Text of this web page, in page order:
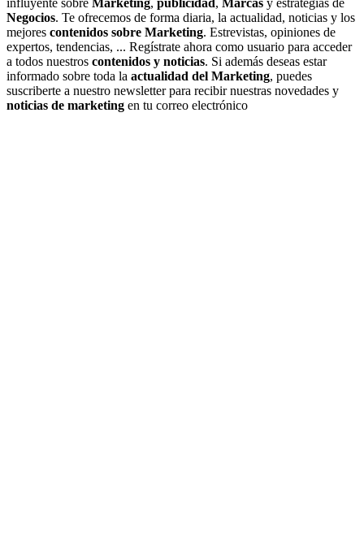
influyente sobre Marketing, publicidad , Marcas y estrategias de
Negocios. Te ofrecemos de forma diaria, la actualidad, noticias y los
mejores contenidos sobre Marketing. Estrevistas, opiniones de
expertos, tendencias, ... Regístrate ahora como usuario para acceder
a todos nuestros contenidos y noticias. Si además deseas estar
informado sobre toda la actualidad del Marketing, puedes
suscriberte a nuestro newsletter para recibir nuestras novedades y
noticias de marketing en tu correo electrónico